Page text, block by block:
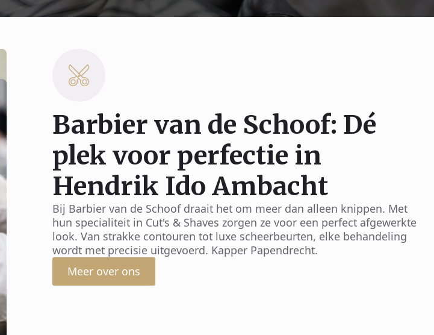
Barbier van de Schoof: Dé
plek voor perfectie in
Hendrik Ido Ambacht
Bij Barbier van de Schoof draait het om meer dan alleen knippen. Met
hun specialiteit in Cut's & Shaves zorgen ze voor een perfect afgewerkte
look. Van strakke contouren tot luxe scheerbeurten, elke behandeling
wordt met precisie uitgevoerd. Kapper Papendrecht.
Meer over ons